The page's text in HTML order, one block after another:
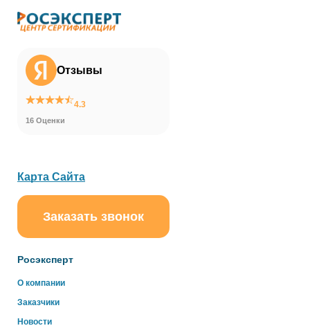
Отзывы
4.3
16 Оценки
Росэксперт
О компании
Заказчики
Новости
Карта Сайта
Заказать звонок
online
Здравствуйте!
Свяжитесь с нами через WhatsApp нажав на кнопку